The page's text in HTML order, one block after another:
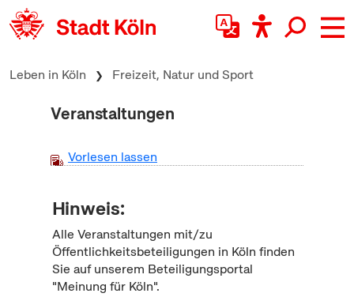
zum Inhalt springen
Leben in Köln Freizeit, Natur und Sport
Veranstaltungen
Vorlesen lassen
Hinweis:
Alle Veranstaltungen mit/zu
Öffentlichkeitsbeteiligungen in Köln finden
Sie auf unserem Beteiligungsportal
"Meinung für Köln".